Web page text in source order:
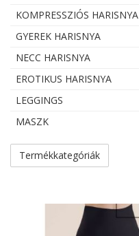
KOMPRESSZIÓS HARISNYA
GYEREK HARISNYA
NECC HARISNYA
EROTIKUS HARISNYA
LEGGINGS
MASZK
Termékkategóriák